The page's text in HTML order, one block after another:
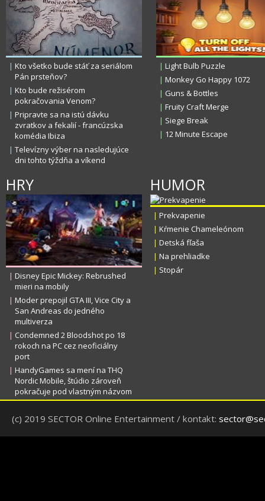
| Kto všetko bude stáť za seriálom
Pán prsteňov?
| Kto bude režisérom
pokračovania Venom?
| Pripravte sa na istú dávku
zvratkov a fekalií - francúzska
komédia Ibiza
| Televízny výber na nasledujúce
dni tohto týždňa a víkend
| Light Bulb Puzzle
| Monkey Go Happy 1072
| Guns & Bottles
| Fruity Craft Merge
| Siege Break
| 12 Minute Escape
HRY
| Disney Epic Mickey: Rebrushed
mieri na mobily
| Moder prepojil GTA III, Vice City a
San Andreas do jedného
multiverza
| Condemned 2 Bloodshot po 18
rokoch na PC cez neoficiálny
port
| HandyGames sa mení na THQ
Nordic Mobile, štúdio zároveň
pokračuje pod vlastným názvom
HUMOR
| Prekvapenie
| Kŕmenie Chameleónom
| Detská fľaša
| Na prehliadke
| Stopár
(c) 2019 SECTOR Online Entertainment / kontakt: